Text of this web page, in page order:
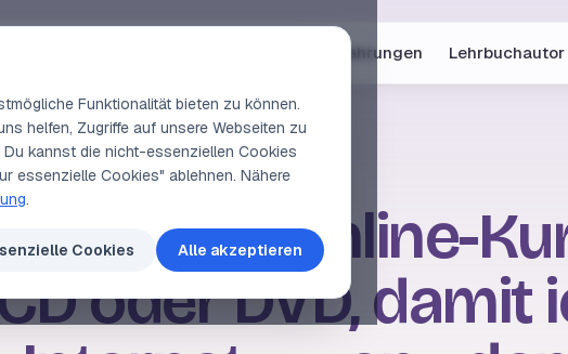
Erfahrungen Lehrbuchautor
FRAGEN
es für den Online-
oder DVD, damit
Funktionalität bieten zu können.
helfen, Zugriffe auf unsere Webseiten zu
kannst die nicht-essenziellen Cookies
essenzielle Cookies" ablehnen. Nähere
.
Cookies Alle akzeptieren